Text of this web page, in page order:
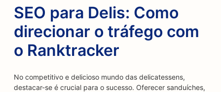
SEO para Delis: Como
direcionar o tráfego com
o Ranktracker
No competitivo e delicioso mundo das delicatessens,
destacar-se é crucial para o sucesso. Oferecer sanduíches,